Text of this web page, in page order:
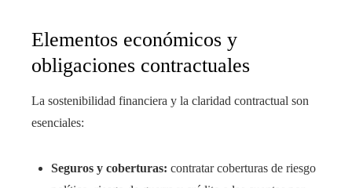
Elementos económicos y
obligaciones contractuales
La sostenibilidad financiera y la claridad contractual son
esenciales:
Seguros y coberturas: contratar coberturas de riesgo